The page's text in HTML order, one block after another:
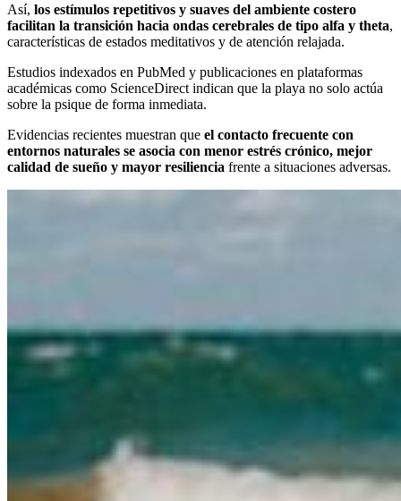
Así, los estímulos repetitivos y suaves del ambiente costero
facilitan la transición hacia ondas cerebrales de tipo alfa y theta,
características de estados meditativos y de atención relajada.
Estudios indexados en PubMed y publicaciones en plataformas
académicas como ScienceDirect indican que la playa no solo actúa
sobre la psique de forma inmediata.
Evidencias recientes muestran que el contacto frecuente con
entornos naturales se asocia con menor estrés crónico, mejor
calidad de sueño y mayor resiliencia frente a situaciones adversas.